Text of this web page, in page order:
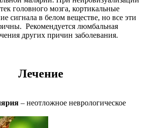
головного мозга, кортикальные
сигнала в белом веществе, но все эти
Рекомендуется люмбальная
других причин заболевания.
Лечение
– неотложное неврологическое